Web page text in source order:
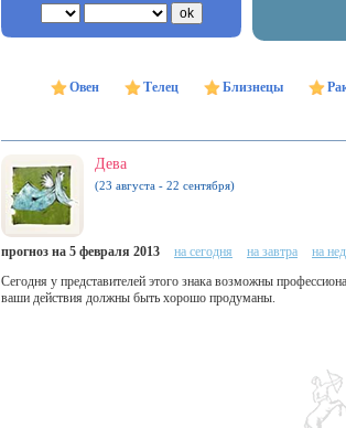
Овен Телец Близнецы
Дева
(23 августа - 22 сентября)
прогноз на 5 февраля 2013 на сегодня на завтра на
Сегодня у представителей этого знака возможны
ваши действия должны быть хорошо продуманы.